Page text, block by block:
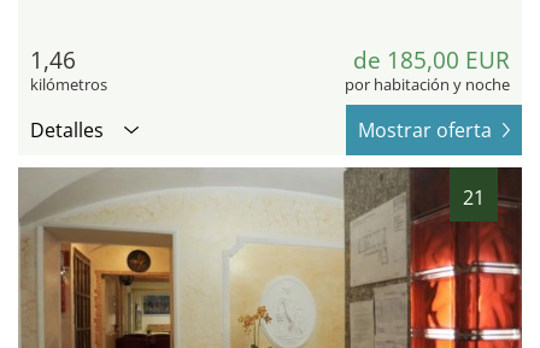
1,46
kilómetros
de 185,00 EUR
por habitación y noche
Detalles Mostrar oferta
21